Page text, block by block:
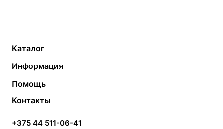
Каталог
Твердотопливные котлы
Электрические котлы
Банные печи
Камины и печи
Теплый пол
Радиаторы
Насосы
Дымоходы
Информация
Контакты
Статьи
Акции
Помощь
Монтаж систем отопления
Контакты
+375 44 511-06-41